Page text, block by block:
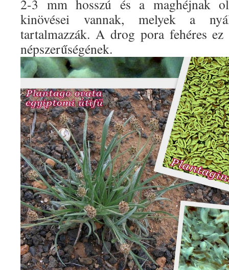
2-3 mm hosszú és a maghéjnak
kinövései vannak, melyek a
tartalmazzák. A drog pora fehéres
népszerűségének.